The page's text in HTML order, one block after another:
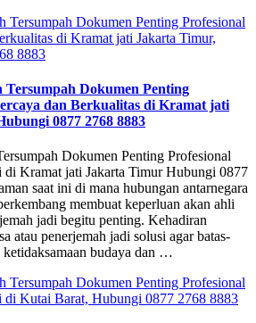
Tersumpah Dokumen Penting
dan Berkualitas di Kramat jati
0877 2768 8883
Dokumen Penting Profesional
di Kramat jati Jakarta Timur Hubungi 0877
saat ini di mana hubungan antarnegara
membuat keperluan akan ahli
jadi begitu penting. Kehadiran
atau penerjemah jadi solusi agar batas-
ketidaksamaan budaya dan …